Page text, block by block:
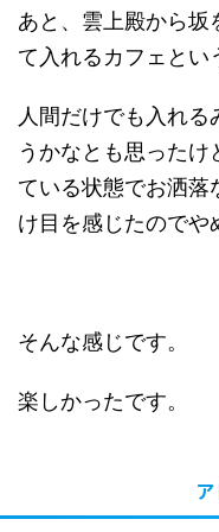
あと、雲上殿から坂
て入れるカフェとい
人間だけでも入れ
うかなとも思った
ている状態でお洒
け目を感じたのでや
そんな感じです。
楽しかったです。